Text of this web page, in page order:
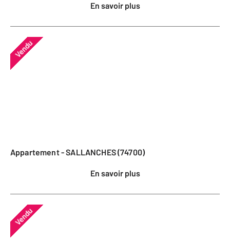
En savoir plus
Vendu
Appartement - SALLANCHES (74700)
En savoir plus
Vendu